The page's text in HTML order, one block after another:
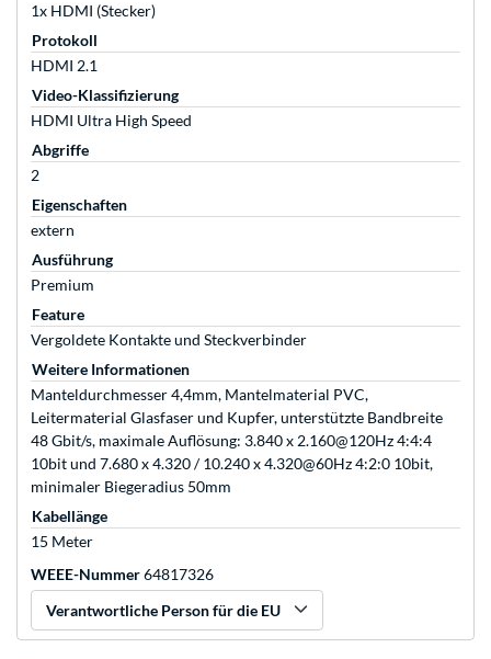
1x HDMI (Stecker)
Protokoll
HDMI 2.1
Video-Klassifizierung
HDMI Ultra High Speed
Abgriffe
2
Eigenschaften
extern
Ausführung
Premium
Feature
Vergoldete Kontakte und Steckverbinder
Weitere Informationen
Manteldurchmesser 4,4mm, Mantelmaterial PVC,
Leitermaterial Glasfaser und Kupfer, unterstützte Bandbreite
48 Gbit/s, maximale Auflösung: 3.840 x 2.160@120Hz 4:4:4
10bit und 7.680 x 4.320 / 10.240 x 4.320@60Hz 4:2:0 10bit,
minimaler Biegeradius 50mm
Kabellänge
15 Meter
WEEE-Nummer64817326
Verantwortliche Person für die EU